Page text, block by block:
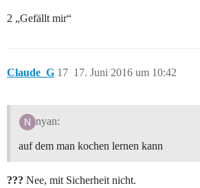
2 „Gefällt mir“
Claude_G 17. Juni 2016 um 10:42
17
nyan:
auf dem man kochen lernen kann
??? Nee, mit Sicherheit nicht.